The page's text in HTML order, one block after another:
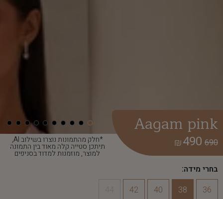
*חלק מהתמונות נוצרו בשילוב AI,
תיתכן סטייה קלה מאוד בין התמונה
למוצר, מוזמנות למדוד בסניפים
Aagam pink
690
490
₪
בחרי מידה:
36
38
40
42